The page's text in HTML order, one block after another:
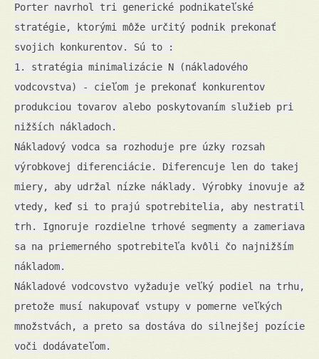
Porter navrhol tri generické podnikateľské
stratégie, ktorými môže určitý podnik prekonať
svojich konkurentov. Sú to :
1. stratégia minimalizácie N (nákladového
vodcovstva) - cieľom je prekonať konkurentov
produkciou tovarov alebo poskytovaním služieb pri
nižších nákladoch.
Nákladový vodca sa rozhoduje pre úzky rozsah
výrobkovej diferenciácie. Diferencuje len do takej
miery, aby udržal nízke náklady. Výrobky inovuje až
vtedy, keď si to prajú spotrebitelia, aby nestratil
trh. Ignoruje rozdielne trhové segmenty a zameriava
sa na priemerného spotrebiteľa kvôli čo najnižším
nákladom.
Nákladové vodcovstvo vyžaduje veľký podiel na trhu,
pretože musí nakupovať vstupy v pomerne veľkých
množstvách, a preto sa dostáva do silnejšej pozície
voči dodávateľom.